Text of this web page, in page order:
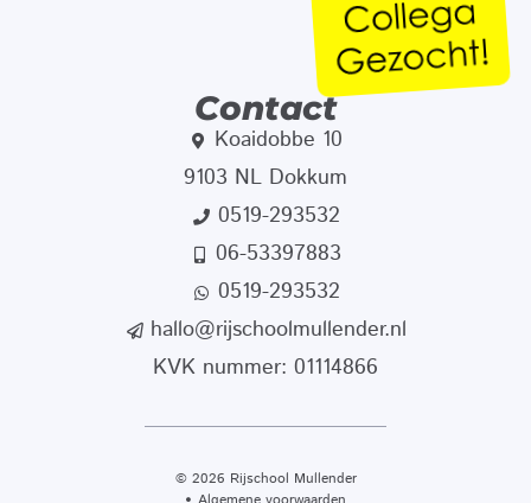
Contact
Koaidobbe 10
9103 NL Dokkum
0519-293532
06-53397883
0519-293532
hallo@rijschoolmullender.nl
KVK nummer: 01114866
© 2026 Rijschool Mullender